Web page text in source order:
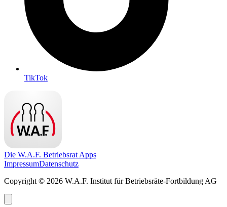
TikTok
Die W.A.F. Betriebsrat Apps
ImpressumDatenschutz
Copyright © 2026 W.A.F. Institut für Betriebsräte-Fortbildung AG